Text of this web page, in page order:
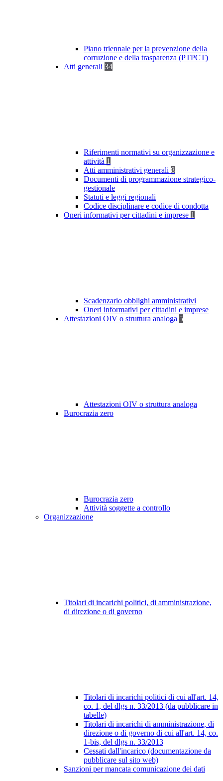
Piano triennale per la prevenzione della
corruzione e della trasparenza (PTPCT)
Atti generali 34
Riferimenti normativi su organizzazione e
attività 1
Atti amministrativi generali 8
Documenti di programmazione strategico-
gestionale
Statuti e leggi regionali
Codice disciplinare e codice di condotta
Oneri informativi per cittadini e imprese 1
Scadenzario obblighi amministrativi
Oneri informativi per cittadini e imprese
Attestazioni OIV o struttura analoga 5
Attestazioni OIV o struttura analoga
Burocrazia zero
Burocrazia zero
Attività soggette a controllo
Organizzazione
Titolari di incarichi politici, di amministrazione,
di direzione o di governo
Titolari di incarichi politici di cui all'art. 14,
co. 1, del dlgs n. 33/2013 (da pubblicare in
tabelle)
Titolari di incarichi di amministrazione, di
direzione o di governo di cui all'art. 14, co.
1-bis, del dlgs n. 33/2013
Cessati dall'incarico (documentazione da
pubblicare sul sito web)
Sanzioni per mancata comunicazione dei dati